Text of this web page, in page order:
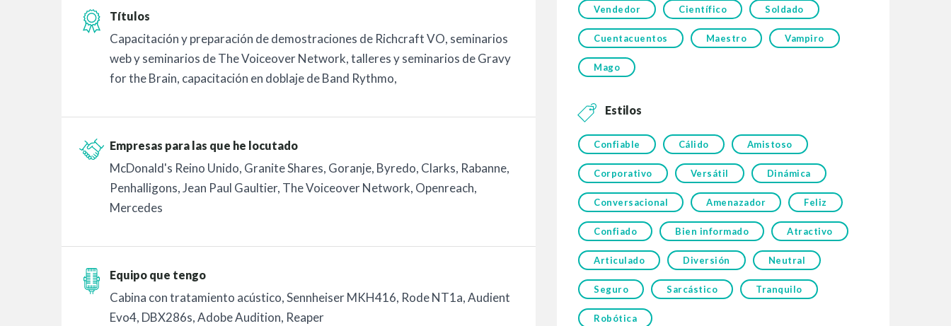
Títulos
Capacitación y preparación de demostraciones de Richcraft VO, seminarios
web y seminarios de The Voiceover Network, talleres y seminarios de Gravy
for the Brain, capacitación en doblaje de Band Rythmo,
Empresas para las que he locutado
McDonald's Reino Unido, Granite Shares, Goranje, Byredo, Clarks, Rabanne,
Penhalligons, Jean Paul Gaultier, The Voiceover Network, Openreach,
Mercedes
Equipo que tengo
Cabina con tratamiento acústico, Sennheiser MKH416, Rode NT1a, Audient
Evo4, DBX286s, Adobe Audition, Reaper
Vendedor Científico Soldado
Cuentacuentos Maestro Vampiro
Mago
Estilos
Confiable Cálido Amistoso
Corporativo Versátil Dinámica
Conversacional Amenazador Feliz
Confiado Bien informado Atractivo
Articulado Diversión Neutral
Seguro Sarcástico Tranquilo
Robótica